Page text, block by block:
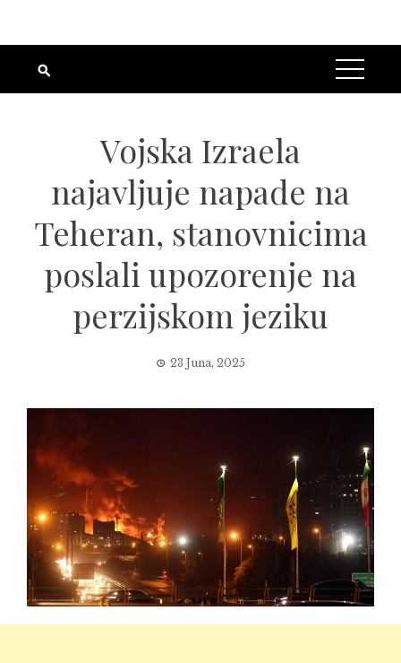
Vojska Izraela
najavljuje napade na
Teheran, stanovnicima
poslali upozorenje na
perzijskom jeziku
23 Juna, 2025